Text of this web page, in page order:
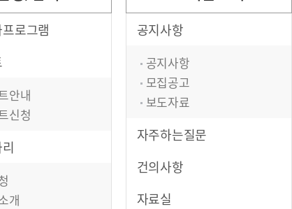
로그램
안내
신청
개
공지사항
공지사항
모집공고
보도자료
자주하는질문
건의사항
자료실